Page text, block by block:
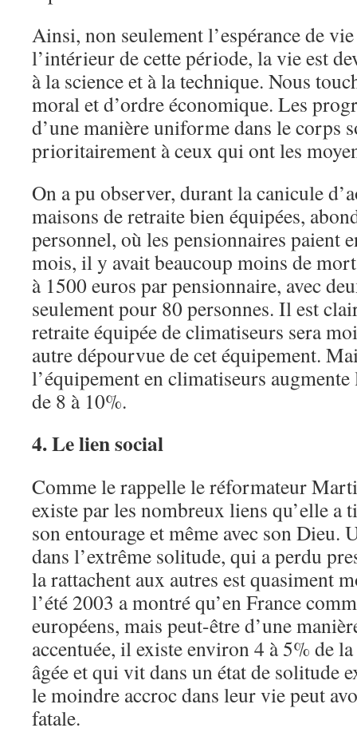
Ainsi, non seulement l’espérance de
l’intérieur de cette période, la vie est
à la science et à la technique. Nous
moral et d’ordre économique. Les
d’une manière uniforme dans le corps
prioritairement à ceux qui ont les
On a pu observer, durant la canicule
maisons de retraite bien équipées,
personnel, où les pensionnaires paient
mois, il y avait beaucoup moins de
à 1500 euros par pensionnaire, avec
seulement pour 80 personnes. Il est
retraite équipée de climatiseurs sera
autre dépourvue de cet équipement.
l’équipement en climatiseurs
de 8 à 10%.
4. Le lien social
Comme le rappelle le réformateur
existe par les nombreux liens qu’elle a
son entourage et même avec son Dieu.
dans l’extrême solitude, qui a perdu
la rattachent aux autres est quasiment
l’été 2003 a montré qu’en France
européens, mais peut-être d’une
accentuée, il existe environ 4 à 5% de
âgée et qui vit dans un état de solitude
le moindre accroc dans leur vie peut
fatale.